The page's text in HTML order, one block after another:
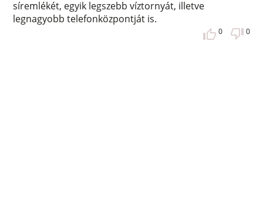
síremlékét, egyik legszebb víztornyát, illetve
legnagyobb telefonközpontját is.
0 0